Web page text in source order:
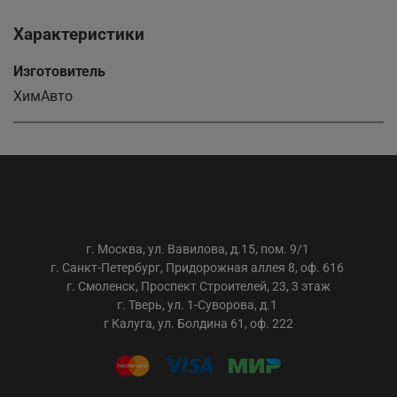
Характеристики
Изготовитель
ХимАвто
г. Москва, ул. Вавилова, д.15, пом. 9/1
г. Санкт-Петербург, Придорожная аллея 8, оф. 616
г. Смоленск, Проспект Строителей, 23, 3 этаж
г. Тверь, ул. 1-Суворова, д.1
г Калуга, ул. Болдина 61, оф. 222